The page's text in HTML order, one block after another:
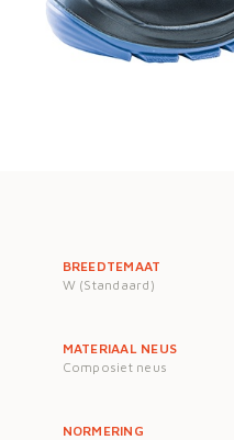
BREEDTEMAAT
W (Standaard)
MATERIAAL NEUS
Composiet neus
NORMERING